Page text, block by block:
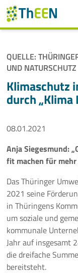
Navigation überspringen
ThEEN
Services
Aktivitäten
Aktuelles
Meldungen
Pressemeldungen
Branchenmeldungen
QUELLE:
UND NATURSCHUTZ
Klimaschutz
durch
08.01.2021
Anja Siegesmund:
fit machen für
Das Thüringer
2021 seine
in Thüringens
um soziale und
kommunale
Jahr auf insgesamt
die dreifache
bereitsteht.